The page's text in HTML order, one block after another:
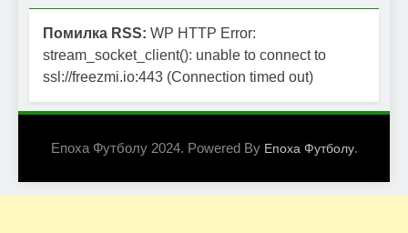
Помилка RSS: WP HTTP Error:
stream_socket_client(): unable to connect to
ssl://freezmi.io:443 (Connection timed out)
Епоха Футболу 2024. Powered By Епоха Футболу.